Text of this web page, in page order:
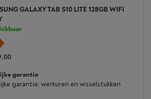
GALAXY TAB S10 LITE 128GB WIFI
garantie
garantie: werkuren en wisselstukken